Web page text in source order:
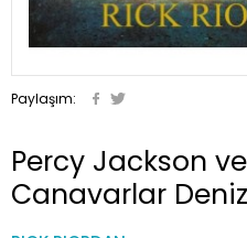
Paylaşım:
Percy Jackson
Canavarlar